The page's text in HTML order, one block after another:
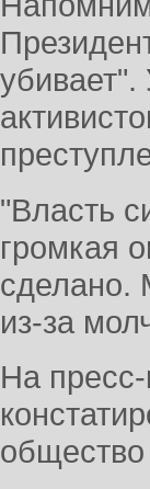
убивает".
"Власть
громкая
сделано.
из-за
На
общество